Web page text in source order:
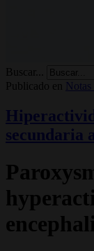
Buscar...
Publicado en
secundaria